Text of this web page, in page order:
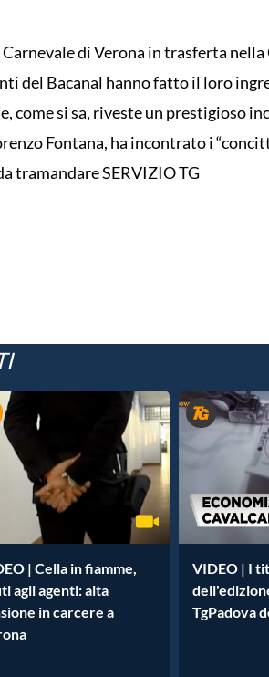
di Verona in trasferta nella
del Bacanal hanno fatto il loro
come si sa, riveste un prestigioso
Fontana, ha incontrato i
tramandare SERVIZIO TG
| Cella in fiamme,
agli agenti: alta
in carcere a
VIDEO | I
TgPadova